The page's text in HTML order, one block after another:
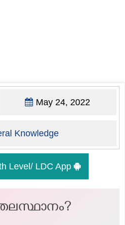
May 24, 2022
Knowledge
Level/ LDC App